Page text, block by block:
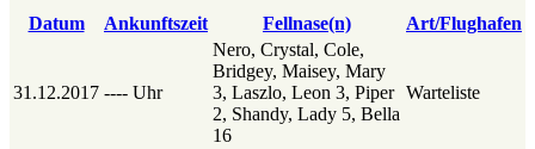
Datum Ankunftszeit Fellnase(n) Art/Flughafen
31.12.2017 ---- Uhr
Nero, Crystal, Cole,
Bridgey, Maisey, Mary
3, Laszlo, Leon 3, Piper
2, Shandy, Lady 5, Bella
16
Warteliste